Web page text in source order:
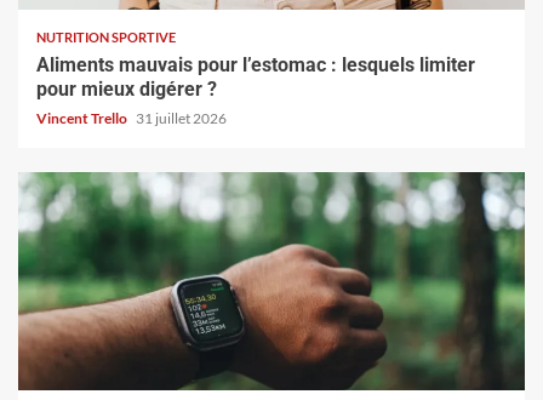
NUTRITION SPORTIVE
Aliments mauvais pour l’estomac : lesquels limiter
pour mieux digérer ?
Vincent Trello 31 juillet 2026